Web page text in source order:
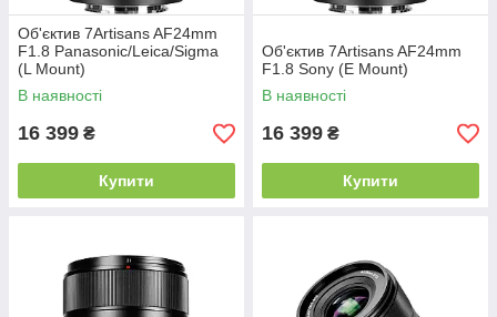
Об'єктив 7Artisans AF24mm
F1.8 Panasonic/Leica/Sigma
(L Mount)
В наявності
16 399 ₴
Купити
Об'єктив 7Artisans AF24mm
F1.8 Sony (E Mount)
В наявності
16 399 ₴
Купити